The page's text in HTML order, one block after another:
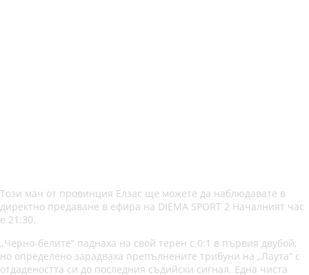
Този мач от провинция Елзас ще можете да наблюдавате в
директно предаване в ефира на DIEMA SPORT 2 Началният час
е 21:30.
„Черно-белите“ паднаха на свой терен с 0:1 в първия двубой,
но определено зарадваха препълнените трибуни на „Лаута“ с
отдадеността си до последния съдийски сигнал. Една чиста